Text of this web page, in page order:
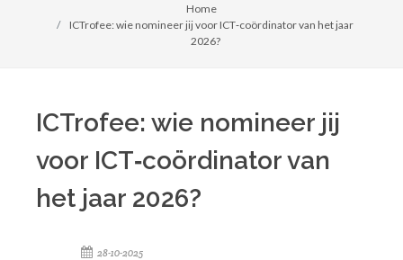
Home
ICTrofee: wie nomineer jij voor ICT‑coördinator van het jaar
2026?
ICTrofee: wie nomineer jij
voor ICT‑coördinator van
het jaar 2026?
28-10-2025